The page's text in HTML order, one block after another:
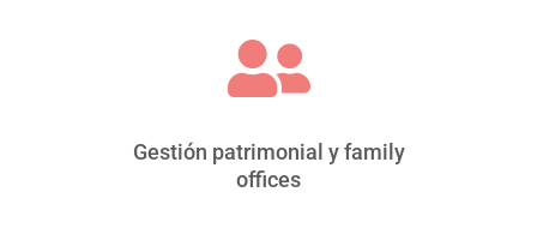

Gestión patrimonial y family
offices